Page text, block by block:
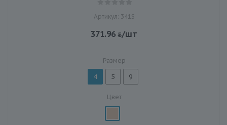
Артикул: 341S
371.96 /шт
Размер
4 5 9
Цвет